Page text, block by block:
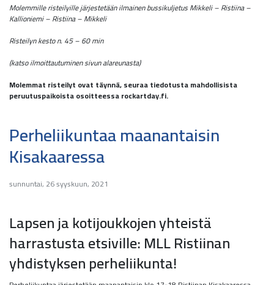
Molemmille risteilyille järjestetään ilmainen bussikuljetusMikkeli – Ristiina–
Kallioniemi –Ristiina – Mikkeli
Risteilyn kesto n. 45 – 60 min
(katso ilmoittautuminen sivun alareunasta)
Molemmat risteilyt ovat täynnä, seuraa tiedotusta mahdollisista
peruutuspaikoista osoitteessa rockartday.fi.
Perheliikuntaa maanantaisin
Kisakaaressa
sunnuntai, 26 syyskuun, 2021
Lapsen ja kotijoukkojen yhteistä
harrastusta etsiville: MLL Ristiinan
yhdistyksen perheliikunta!